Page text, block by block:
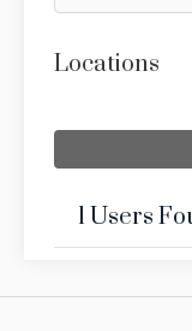
Locations
1 Users